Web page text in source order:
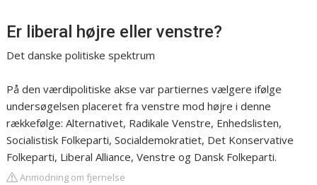
Er liberal højre eller venstre?
Det danske politiske spektrum
På den værdipolitiske akse var partiernes vælgere ifølge
undersøgelsen placeret fra venstre mod højre i denne
rækkefølge: Alternativet, Radikale Venstre, Enhedslisten,
Socialistisk Folkeparti, Socialdemokratiet, Det Konservative
Folkeparti, Liberal Alliance, Venstre og Dansk Folkeparti.
Anmodning om fjernelse